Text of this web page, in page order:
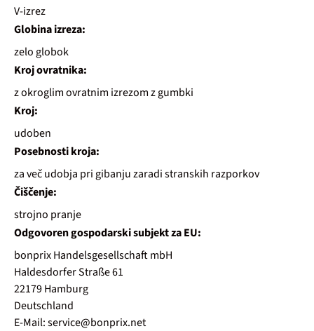
V-izrez
Globina izreza:
zelo globok
Kroj ovratnika:
z okroglim ovratnim izrezom z gumbki
Kroj:
udoben
Posebnosti kroja:
za več udobja pri gibanju zaradi stranskih razporkov
Čiščenje:
strojno pranje
Odgovoren gospodarski subjekt za EU:
bonprix Handelsgesellschaft mbH
Haldesdorfer Straße 61
22179 Hamburg
Deutschland
E-Mail: service@bonprix.net